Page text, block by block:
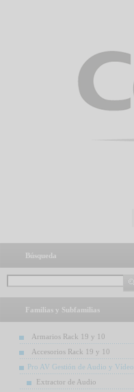
Búsqueda
Familias y Subfamilias
Armarios Rack 19 y 10
Accesorios Rack 19 y 10
Pro AV Gestión de Audio y Vídeo
Extractor de Audio